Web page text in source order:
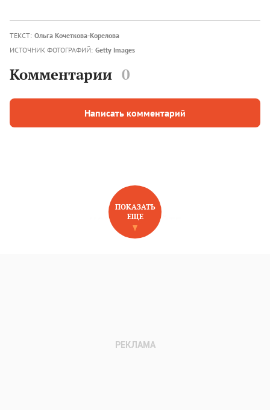
ТЕКСТ: Ольга Кочеткова-Корелова
ИСТОЧНИК ФОТОГРАФИЙ: Getty Images
Комментарии 0
Написать комментарий
НОВОЕ НА САЙТЕ
ПОКАЗАТЬ
ЕЩЕ